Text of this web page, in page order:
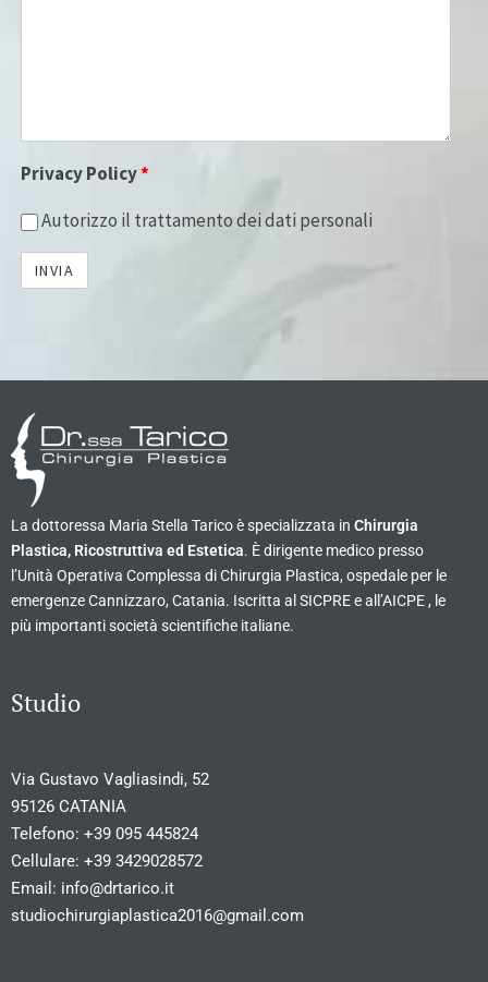
Privacy Policy*
Autorizzo il trattamento dei dati personali
La dottoressa Maria Stella Tarico è specializzata in Chirurgia
Plastica, Ricostruttiva ed Estetica. È dirigente medico presso
l’Unità Operativa Complessa di Chirurgia Plastica, ospedale per le
emergenze Cannizzaro, Catania. Iscritta al SICPRE e all’AICPE , le
più importanti società scientifiche italiane.
Studio
Via Gustavo Vagliasindi, 52
95126 CATANIA
Telefono: +39 095 445824
Cellulare: +39 3429028572
Email: info@drtarico.it
studiochirurgiaplastica2016@gmail.com